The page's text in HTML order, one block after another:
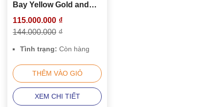
Bay Yellow Gold and
Men’s Watch 79733N-
0002
115.000.000 ₫
144.000.000 ₫
Tình trạng: Còn hàng
THÊM VÀO GIỎ
XEM CHI TIẾT